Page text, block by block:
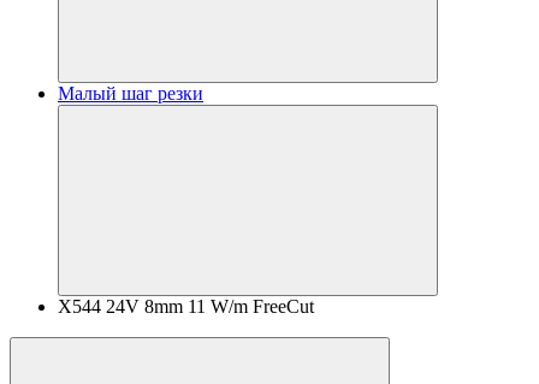
Малый шаг резки
X544 24V 8mm 11 W/m FreeCut